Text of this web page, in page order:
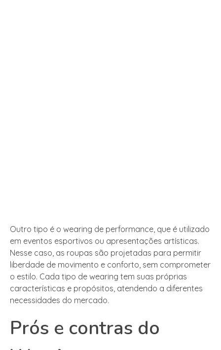
Outro tipo é o wearing de performance, que é utilizado
em eventos esportivos ou apresentações artísticas.
Nesse caso, as roupas são projetadas para permitir
liberdade de movimento e conforto, sem comprometer
o estilo. Cada tipo de wearing tem suas próprias
características e propósitos, atendendo a diferentes
necessidades do mercado.
Prós e contras do